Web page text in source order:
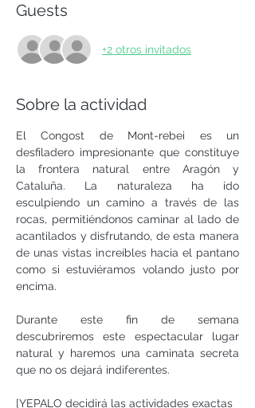
Guests
+2 otros invitados
Sobre la actividad
El Congost de Mont-rebei es un
desfiladero impresionante que constituye
la frontera natural entre Aragón y
Cataluña. La naturaleza ha ido
esculpiendo un camino a través de las
rocas, permitiéndonos caminar al lado de
acantilados y disfrutando, de esta manera
de unas vistas increíbles hacia el pantano
como si estuviéramos volando justo por
encima.
Durante este fin de semana
descubriremos este espectacular lugar
natural y haremos una caminata secreta
que no os dejará indiferentes.
[YEPALO decidirá las actividades exactas